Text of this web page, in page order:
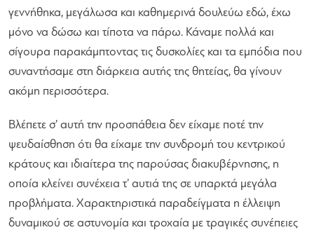
γεννήθηκα, μεγάλωσα και καθημερινά δουλεύω εδώ, έχω
μόνο να δώσω και τίποτα να πάρω. Κάναμε πολλά και
σίγουρα παρακάμπτοντας τις δυσκολίες και τα εμπόδια που
συναντήσαμε στη διάρκεια αυτής της θητείας, θα γίνουν
ακόμη περισσότερα.
Βλέπετε σ’ αυτή την προσπάθεια δεν είχαμε ποτέ την
ψευδαίσθηση ότι θα είχαμε την συνδρομή του κεντρικού
κράτους και ιδιαίτερα της παρούσας διακυβέρνησης, η
οποία κλείνει συνέχεια τ’ αυτιά της σε υπαρκτά μεγάλα
προβλήματα. Χαρακτηριστικά παραδείγματα η έλλειψη
δυναμικού σε αστυνομία και τροχαία με τραγικές συνέπειες